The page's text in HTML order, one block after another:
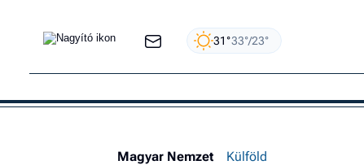
31°33°/23°
Magyar Nemzet Külföld